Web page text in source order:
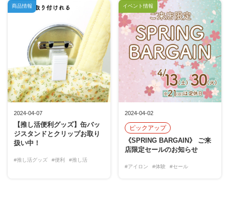
2024-04-07
【推し活便利グッズ】缶バッ
ジスタンドとクリップお取り
扱い中！
#推し活グッズ #便利 #推し活
商品情報
2024-04-02
ピックアップ
《SPRING BARGAIN》 ご来
店限定セールのお知らせ
#アイロン #体験 #セール
イベント情報